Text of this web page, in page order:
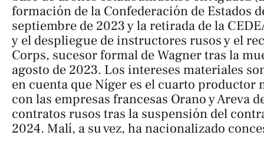
formación de la Confederación de Estados
septiembre de 2023 y la retirada de la
y el despliegue de instructores rusos y el
Corps, sucesor formal de Wagner tras la
agosto de 2023. Los intereses materiales
en cuenta que Níger es el cuarto productor
con las empresas francesas Orano y Areva
contratos rusos tras la suspensión del
2024. Malí, a su vez, ha nacionalizado